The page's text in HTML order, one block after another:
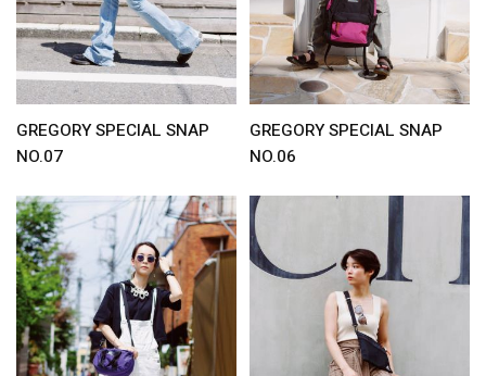
GREGORY SPECIAL SNAP
NO.07
GREGORY SPECIAL SNAP
NO.06